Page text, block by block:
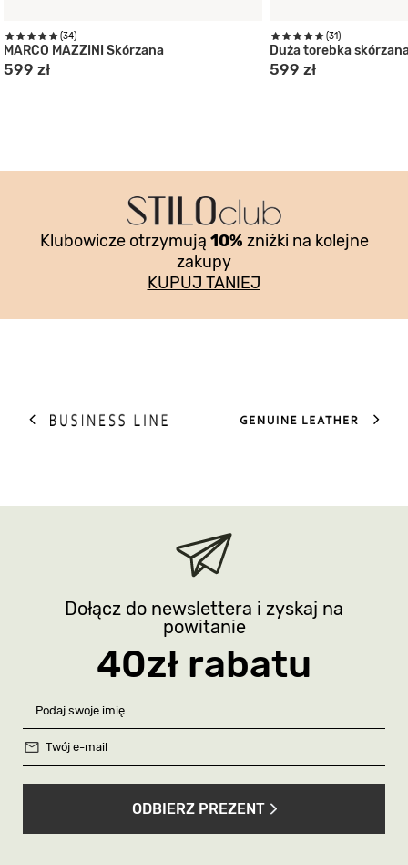
(34)
MARCO MAZZINI Skórzana
599 zł
(31)
Duża torebka
599 zł
Klubowicze otrzymują 10% zniżki na kolejne
zakupy
KUPUJ TANIEJ
Dołącz do newslettera i zyskaj na
powitanie
40zł rabatu
ODBIERZ PREZENT